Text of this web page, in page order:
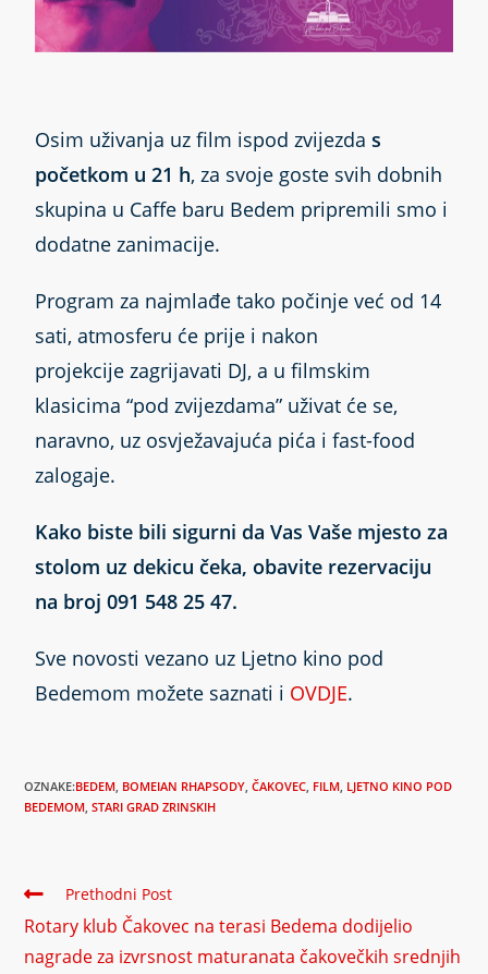
Osim uživanja uz film ispod zvijezdas
početkom u 21 h, za svoje goste svih dobnih
skupina u Caffe baru Bedem pripremili smo i
dodatne zanimacije.
Program za najmlađe tako počinje već od 14
sati, atmosferu će prije i nakon
projekcije zagrijavati DJ, a u filmskim
klasicima “pod zvijezdama” uživat će se,
naravno, uz osvježavajuća pića i fast-food
zalogaje.
Kako biste bili sigurni da Vas Vaše mjesto za
stolom uz dekicu čeka, obavite rezervaciju
na broj 091 548 25 47.
Sve novosti vezano uz Ljetno kino pod
Bedemom možete saznati i OVDJE.
OZNAKE:BEDEM, BOMEIAN RHAPSODY, ČAKOVEC, FILM, LJETNO KINO POD
BEDEMOM, STARI GRAD ZRINSKIH
Prethodni Post
Rotary klub Čakovec na terasi Bedema dodijelio
nagrade za izvrsnost maturanata čakovečkih srednjih